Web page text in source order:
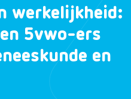
werkelijkheid:
5vwo-ers
en